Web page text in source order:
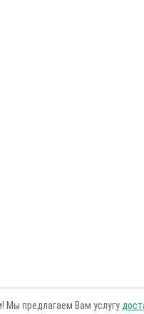
Мы предлагаем Вам услугу